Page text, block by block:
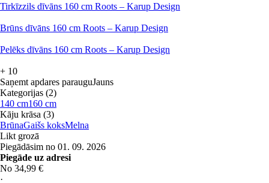
Tirkīzzils dīvāns 160 cm Roots – Karup Design
Brūns dīvāns 160 cm Roots – Karup Design
Pelēks dīvāns 160 cm Roots – Karup Design
+ 10
Saņemt apdares parauguJauns
Kategorijas (2)
140 cm160 cm
Kāju krāsa (3)
BrūnaGaišs koksMelna
Likt grozā
Piegādāsim no 01. 09. 2026
Piegāde uz adresi
No 34,99 €
·